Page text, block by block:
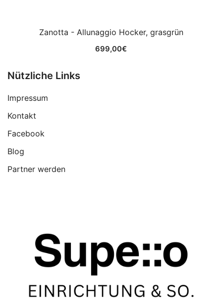
Zanotta - Allunaggio Hocker, grasgrün
699,00€
Nützliche Links
Impressum
Kontakt
Facebook
Blog
Partner werden